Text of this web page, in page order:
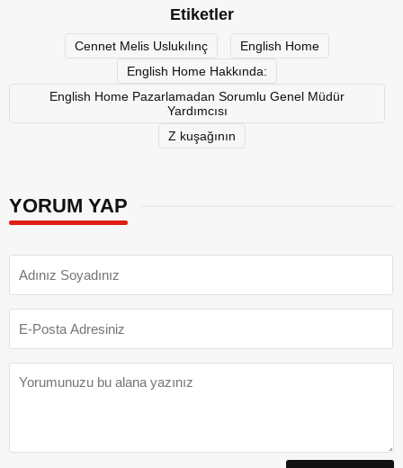
Etiketler
Cennet Melis Uslukılınç
English Home
English Home Hakkında:
English Home Pazarlamadan Sorumlu Genel Müdür
Yardımcısı
Z kuşağının
YORUM YAP